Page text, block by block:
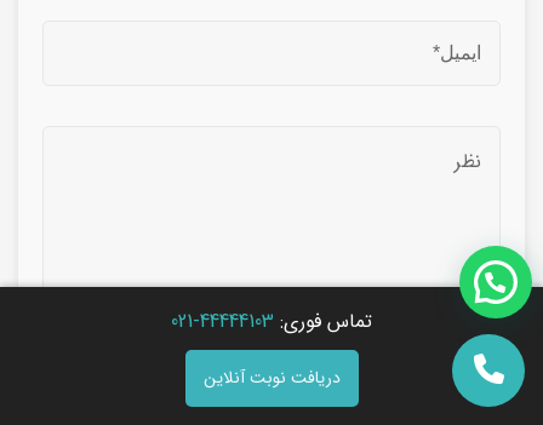
تماس فوری: 44444103-021
دریافت نوبت آنلاین